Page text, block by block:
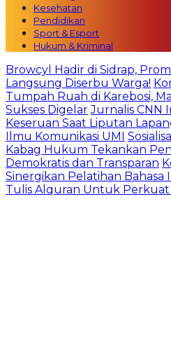
Kesehatan
Pendidikan
Sport & Esport
Hukum & Kriminal
Browcyl Hadir di Sidrap,
Langsung Diserbu Warga!
Tumpah Ruah di Karebosi,
Sukses Digelar Jurnalis CNN
Keseruan Saat Liputan
Ilmu Komunikasi UMI
Kabag Hukum Tekankan
Demokratis dan Transparan
Sinergikan Pelatihan Bahasa
Tulis Alquran Untuk